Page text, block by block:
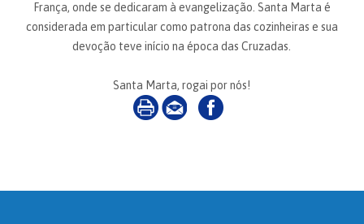
França, onde se dedicaram à evangelização. Santa Marta é
considerada em particular como patrona das cozinheiras e sua
devoção teve início na época das Cruzadas.
Santa Marta, rogai por nós!